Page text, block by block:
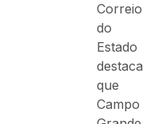
Correio
do
Estado
destaca
que
Campo